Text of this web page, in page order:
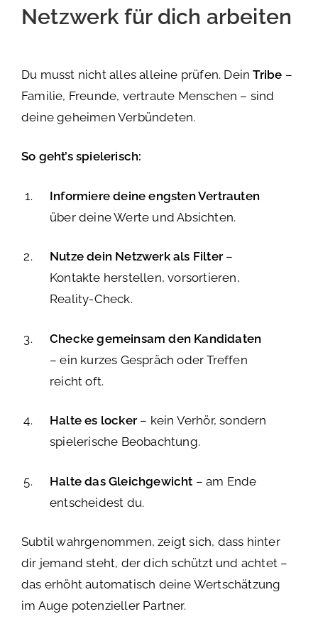
Netzwerk für dich arbeiten
Du musst nicht alles alleine prüfen. DeinTribe –
Familie, Freunde, vertraute Menschen – sind
deine geheimen Verbündeten.
So geht’s spielerisch:
Informiere deine engsten Vertrauten
über deine Werte und Absichten.
Nutze dein Netzwerk als Filter–
Kontakte herstellen, vorsortieren,
Reality-Check.
Checke gemeinsam den Kandidaten
– ein kurzes Gespräch oder Treffen
reicht oft.
Halte es locker– kein Verhör, sondern
spielerische Beobachtung.
Halte das Gleichgewicht – am Ende
entscheidest du.
Subtil wahrgenommen, zeigt sich, dass hinter
dir jemand steht, der dich schützt und achtet –
das erhöht automatisch deine Wertschätzung
im Auge potenzieller Partner.